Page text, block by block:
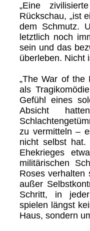
„Eine
Rückschau, „ist
dem Schmutz.
letztlich noch
sein und das
überleben. Nicht
„The War of the
als
Gefühl eines
Absicht
zu vermitteln –
nicht selbst
Ehekrieges
militärischen
Roses verhalten
außer
Schritt, in
spielen längst
Haus, sondern